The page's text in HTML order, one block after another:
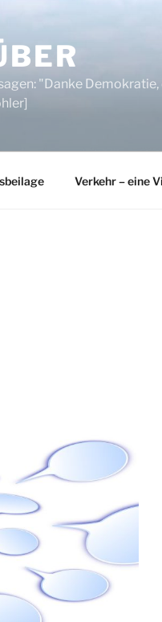
"Danke
Verkehr – eine